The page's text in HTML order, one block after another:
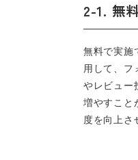
2-1. 無
無料で実施
用して、フ
やレビュー
増やすこと
度を向上さ